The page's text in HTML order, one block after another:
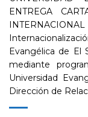
ENTREGA
Evangélica de El
mediante
Universidad
Dirección de